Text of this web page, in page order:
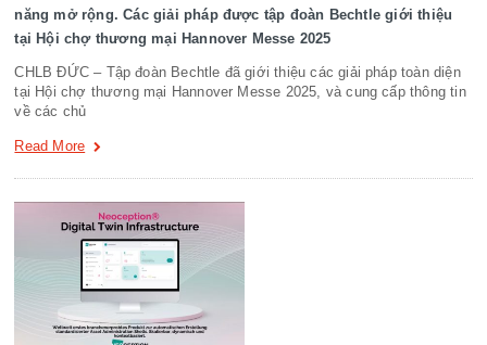
năng mở rộng. Các giải pháp được tập đoàn Bechtle giới thiệu
tại Hội chợ thương mại Hannover Messe 2025
CHLB ĐỨC – Tập đoàn Bechtle đã giới thiệu các giải pháp toàn diện
tại Hội chợ thương mại Hannover Messe 2025, và cung cấp thông tin
về các chủ
Read More